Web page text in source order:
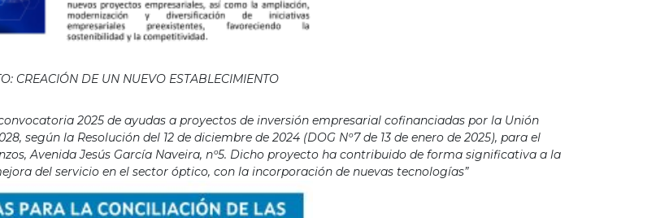
CREACIÓN DE UN NUEVO ESTABLECIMIENTO
2025 de ayudas a proyectos de inversión empresarial cofinanciadas por la Unión
según la Resolución del 12 de diciembre de 2024 (DOG Nº7 de 13 de enero de 2025), para el
Avenida Jesús García Naveira, nº5. Dicho proyecto ha contribuido de forma significativa a la
del servicio en el sector óptico, con la incorporación de nuevas tecnologías”